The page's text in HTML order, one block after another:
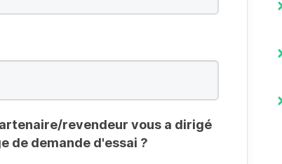
revendeur vous a dirigé
de demande d'essai ?